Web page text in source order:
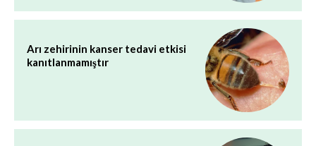
Arı zehirinin kanser tedavi etkisi
kanıtlanmamıştır